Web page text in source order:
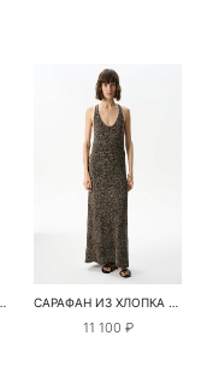
САРАФАН ИЗ ХЛОПКА С ПАЙЕТКАМИ
11 100 ₽